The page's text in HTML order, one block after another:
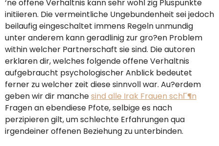
‘ne offene Verhaltnis kann sehr wohl zig Pluspunkte
initiieren. Die vermeintliche Ungebundenheit sei jedoch
beilaufig eingeschaltet immens Regeln unmundig
unter anderem kann geradlinig zur gro?en Problem
within welcher Partnerschaft sie sind. Die autoren
erklaren dir, welches folgende offene Verhaltnis
aufgebraucht psychologischer Anblick bedeutet
ferner zu welcher zeit diese sinnvoll war. Au?erdem
geben wir dir manchesind alle Irak Frauen schГ¶n
Fragen an ebendiese Pfote, selbige es nach
perzipieren gilt, um schlechte Erfahrungen qua
irgendeiner offenen Beziehung zu unterbinden.